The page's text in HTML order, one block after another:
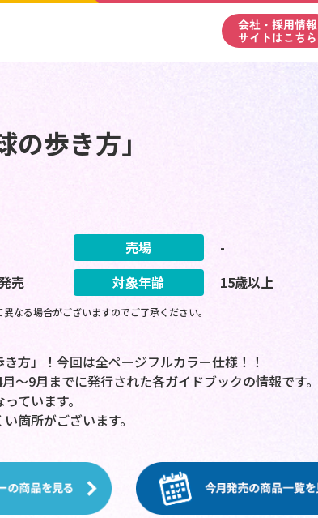
会社・採用情報
サイトはこちら
歩き方」
売場
-
売 対象年齢 15歳以上
なる場合がございますのでご了承ください。
方」！今回は全ページフルカラー仕様！！
～9月までに発行された各ガイドブックの情報です。
ています。
箇所がございます。